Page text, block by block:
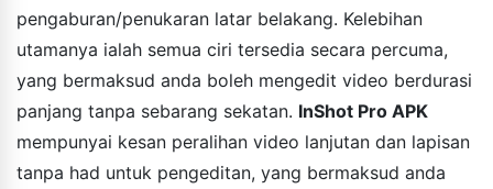
pengaburan/penukaran latar belakang. Kelebihan
utamanya ialah semua ciri tersedia secara percuma,
yang bermaksud anda boleh mengedit video berdurasi
panjang tanpa sebarang sekatan. InShot Pro APK
mempunyai kesan peralihan video lanjutan dan lapisan
tanpa had untuk pengeditan, yang bermaksud anda